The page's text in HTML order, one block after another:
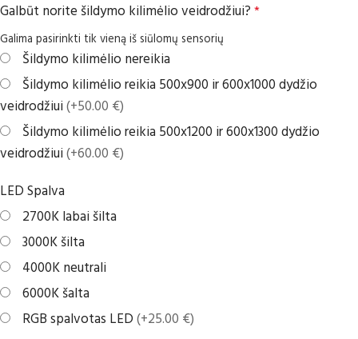
Galbūt norite šildymo kilimėlio veidrodžiui?*
Galima pasirinkti tik vieną iš siūlomų sensorių
Šildymo kilimėlio nereikia
Šildymo kilimėlio reikia 500x900 ir 600x1000 dydžio
veidrodžiui(+50.00 €)
Šildymo kilimėlio reikia 500x1200 ir 600x1300 dydžio
veidrodžiui(+60.00 €)
LED Spalva
2700K labai šilta
3000K šilta
4000K neutrali
6000K šalta
RGB spalvotas LED(+25.00 €)